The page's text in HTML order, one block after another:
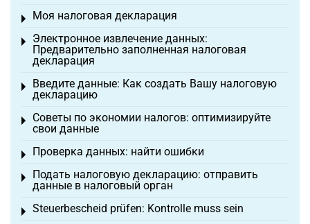
Моя налоговая декларация
Toggle menu
Электронное извлечение данных:
Предварительно заполненная налоговая
декларация
Toggle menu
Введите данные: Как создать Вашу налоговую
декларацию
Toggle menu
Советы по экономии налогов: оптимизируйте
свои данные
Toggle menu
Проверка данных: найти ошибки
Toggle menu
Подать налоговую декларацию: отправить
данные в налоговый орган
Toggle menu
Steuerbescheid prüfen: Kontrolle muss sein
Toggle menu